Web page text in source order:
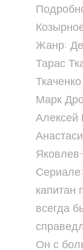
Жанр:
Тарас
Марк
капитан
всегда
Он с